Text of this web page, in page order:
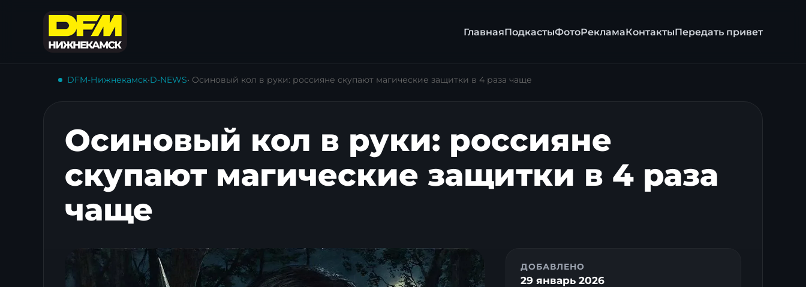
ГлавнаяПодкастыФотоРекламаКонтактыПередать привет
DFM-Нижнекамск•D-NEWS• Осиновый кол в руки: россияне скупают магические защитки в 4 раза чаще
Осиновый кол в руки: россияне
скупают магические защитки в 4 раза
чаще
ДОБАВЛЕНО
29 январь 2026